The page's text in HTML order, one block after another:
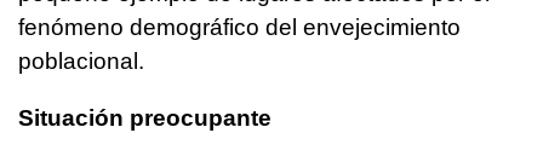
fenómeno demográfico del envejecimiento
poblacional.
Situación preocupante